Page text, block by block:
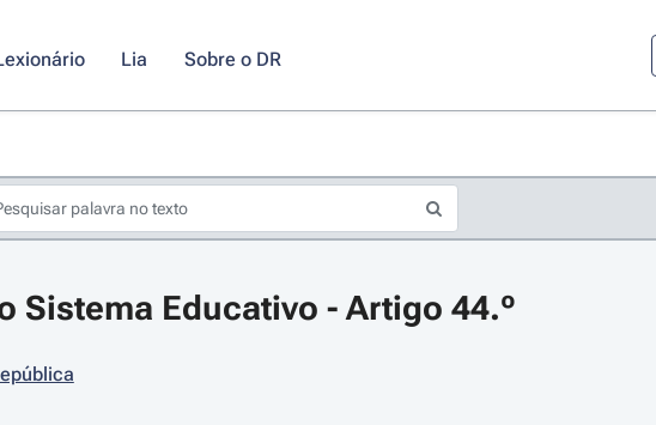
Lia Sobre o DR
Sistema Educativo - Artigo 44.º